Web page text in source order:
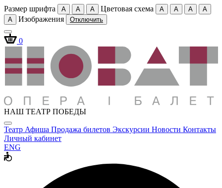
Размер шрифта A A A Цветовая схема A A A
A
A
Изображения Отключить
0
НАШ ТЕАТР ПОБЕДЫ
Театр Афиша Продажа билетов Экскурсии Новости Контакты
Личный кабинет
ENG